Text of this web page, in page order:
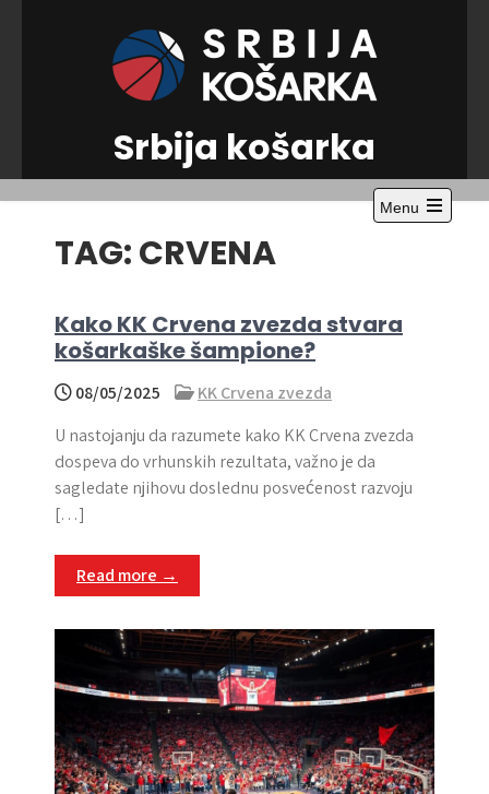
Srbija košarka
Menu
Open
TAG:CRVENA
Kako KK Crvena zvezda stvara
košarkaške šampione?
08/05/2025
KK Crvena zvezda
U nastojanju da razumete kako KK Crvena zvezda
dospeva do vrhunskih rezultata, važno je da
sagledate njihovu doslednu posvećenost razvoju
[…]
Read more →